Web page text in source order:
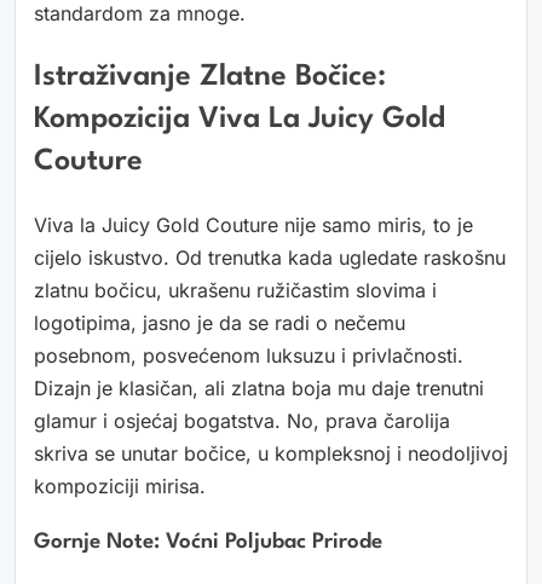
standardom za mnoge.
Istraživanje Zlatne Bočice:
Kompozicija Viva La Juicy Gold
Couture
Viva la Juicy Gold Couture nije samo miris, to je
cijelo iskustvo. Od trenutka kada ugledate raskošnu
zlatnu bočicu, ukrašenu ružičastim slovima i
logotipima, jasno je da se radi o nečemu
posebnom, posvećenom luksuzu i privlačnosti.
Dizajn je klasičan, ali zlatna boja mu daje trenutni
glamur i osjećaj bogatstva. No, prava čarolija
skriva se unutar bočice, u kompleksnoj i neodoljivoj
kompoziciji mirisa.
Gornje Note: Voćni Poljubac Prirode